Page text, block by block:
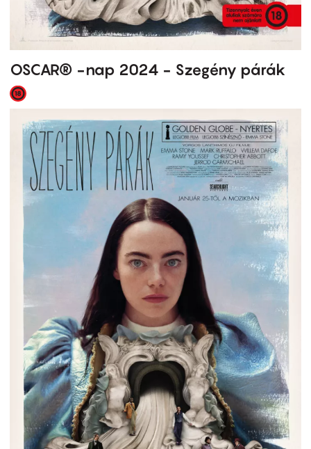
OSCAR® -nap 2024 - Szegény párák